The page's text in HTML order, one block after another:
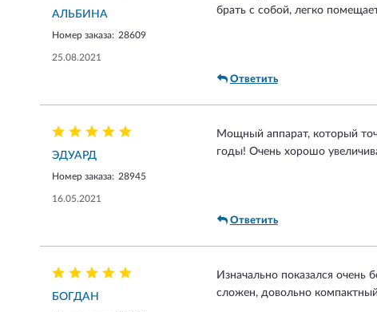
АЛЬБИНА
Номер заказа: 28609
25.08.2021
брать с собой, легко
Ответить
ЭДУАРД
Номер заказа: 28945
16.05.2021
Мощный аппарат, который
годы! Очень хорошо
Ответить
БОГДАН
Изначально показался очень
сложен, довольно